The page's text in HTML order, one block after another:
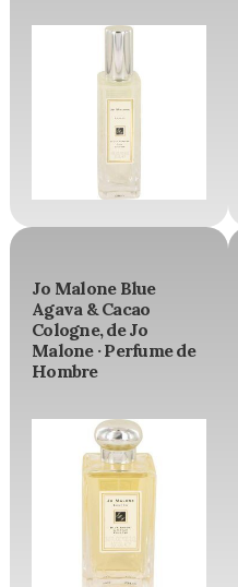
Jo Malone Blue
Agava & Cacao
Cologne, de Jo
Malone · Perfume de
Hombre